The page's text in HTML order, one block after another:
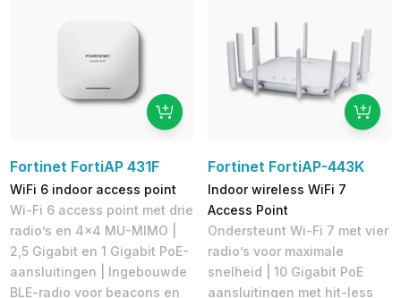
Fortinet FortiAP 431F
WiFi 6 indoor access point
Wi-Fi 6 access point met drie
radio’s en 4x4 MU-MIMO |
2,5 Gigabit en 1 Gigabit PoE-
aansluitingen | Ingebouwde
BLE-radio voor beacons en
Fortinet FortiAP-443K
Indoor wireless WiFi 7
Access Point
Ondersteunt Wi-Fi 7 met vier
radio’s voor maximale
snelheid | 10 Gigabit PoE
aansluitingen met hit-less